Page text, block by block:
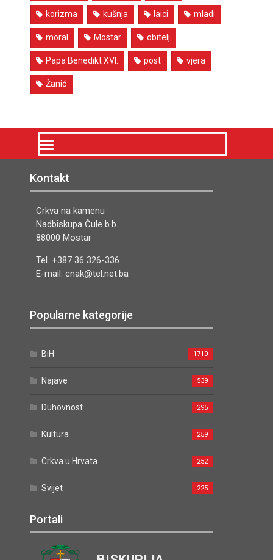
korizma kušnja laici mladi
moral Mostar obitelj
Papa Benedikt XVI. post vjera
Žanić
Kontakt
Crkva na kamenu
Nadbiskupa Čule b.b.
88000 Mostar
Tel. +387 36 326-336
E-mail: cnak@tel.net.ba
Popularne kategorije
BiH 1710
Najave 539
Duhovnost 295
Kultura 259
Crkva u Hrvata 252
Svijet 225
Portali